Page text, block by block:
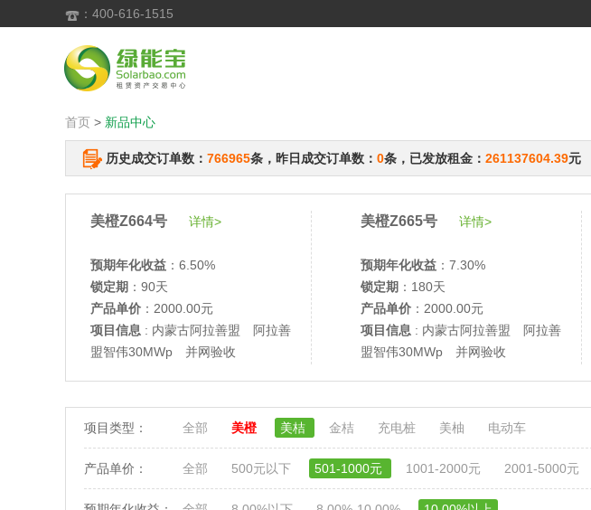
 ：400-616-1515
首页 > 新品中心
历史成交订单数： 766965条，昨日成交订单数： 0条，已发放租金： 261137604.39元
美橙Z664号 详情>
预期年化收益 ：6.50%
锁定期 ：90天
产品单价 ：2000.00元
项目信息 : 内蒙古阿拉善盟 阿拉善
盟智伟30MWp 并网验收
美橙Z665号 详情>
预期年化收益 ：7.30%
锁定期 ：180天
产品单价 ：2000.00元
项目信息 : 内蒙古阿拉善盟 阿拉善
盟智伟30MWp 并网验收
项目类型： 全部 美橙 美桔 金桔 充电桩 美柚 电动车
产品单价： 全部 500元以下 501-1000元 1001-2000元 2001-5000元